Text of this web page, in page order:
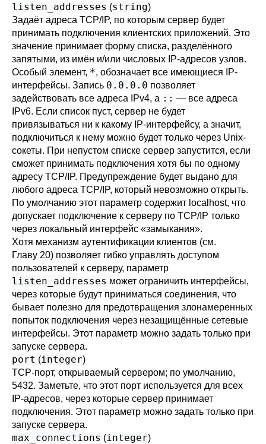
listen_addresses (string)
Задаёт адреса TCP/IP, по которым сервер будет
принимать подключения клиентских приложений. Это
значение принимает форму списка, разделённого
запятыми, из имён и/или числовых IP-адресов узлов.
Особый элемент, *, обозначает все имеющиеся IP-
интерфейсы. Запись 0.0.0.0 позволяет
задействовать все адреса IPv4, а :: — все адреса
IPv6. Если список пуст, сервер не будет
привязываться ни к какому IP-интерфейсу, а значит,
подключиться к нему можно будет только через Unix-
сокеты. При непустом списке сервер запустится, если
сможет принимать подключения хотя бы по одному
адресу TCP/IP. Предупреждение будет выдано для
любого адреса TCP/IP, который невозможно открыть.
По умолчанию этот параметр содержит localhost, что
допускает подключение к серверу по TCP/IP только
через локальный интерфейс «замыкания».
Хотя механизм аутентификации клиентов (см.
Главу 20) позволяет гибко управлять доступом
пользователей к серверу, параметр
listen_addresses может ограничить интерфейсы,
через которые будут приниматься соединения, что
бывает полезно для предотвращения злонамеренных
попыток подключения через незащищённые сетевые
интерфейсы. Этот параметр можно задать только при
запуске сервера.
port (integer)
TCP-порт, открываемый сервером; по умолчанию,
5432. Заметьте, что этот порт используется для всех
IP-адресов, через которые сервер принимает
подключения. Этот параметр можно задать только при
запуске сервера.
max_connections (integer)